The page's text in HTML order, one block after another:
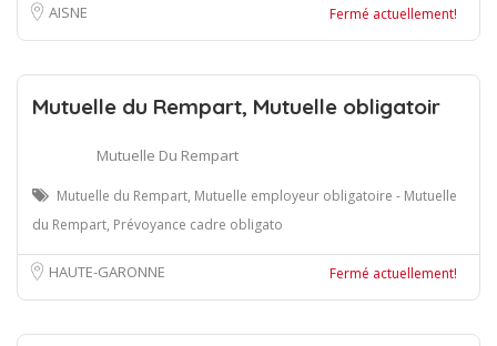
AISNE Fermé actuellement!
Mutuelle du Rempart, Mutuelle obligatoir
Mutuelle Du Rempart
Mutuelle du Rempart, Mutuelle employeur obligatoire - Mutuelle
du Rempart, Prévoyance cadre obligato
HAUTE-GARONNE Fermé actuellement!